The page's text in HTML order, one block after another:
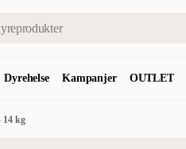
Dyrehelse Kampanjer OUTLET
14 kg